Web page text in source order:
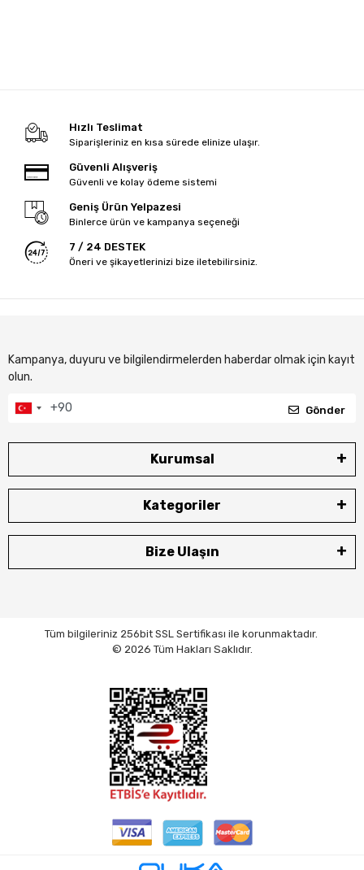
Hızlı Teslimat
Siparişleriniz en kısa sürede elinize ulaşır.
Güvenli Alışveriş
Güvenli ve kolay ödeme sistemi
Geniş Ürün Yelpazesi
Binlerce ürün ve kampanya seçeneği
7 / 24 DESTEK
Öneri ve şikayetlerinizi bize iletebilirsiniz.
Kampanya, duyuru ve bilgilendirmelerden haberdar olmak için kayıt
olun.
Gönder
Kurumsal
Kategoriler
Bize Ulaşın
Tüm bilgileriniz 256bit SSL Sertifikası ile korunmaktadır.
© 2026 Tüm Hakları Saklıdır.